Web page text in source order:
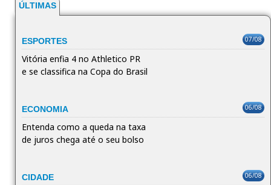
ÚLTIMAS
ESPORTES 07/08
Vitória enfia 4 no Athletico PR
e se classifica na Copa do Brasil
ECONOMIA 06/08
Entenda como a queda na taxa
de juros chega até o seu bolso
CIDADE 06/08